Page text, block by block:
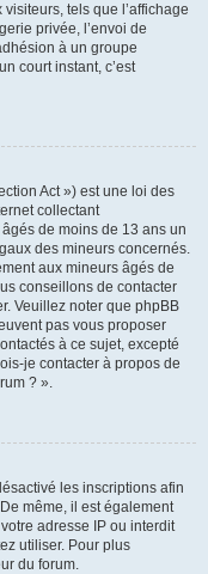
tels que l’affichage
privée, l’envoi de
à un groupe
court instant, c’est
Act ») est une loi des
collectant
de moins de 13 ans un
des mineurs concernés.
aux mineurs âgés de
conseillons de contacter
Veuillez noter que phpBB
pas vous proposer
à ce sujet, excepté
je contacter à propos de
? ».
les inscriptions afin
même, il est également
adresse IP ou interdit
utiliser. Pour plus
du forum.